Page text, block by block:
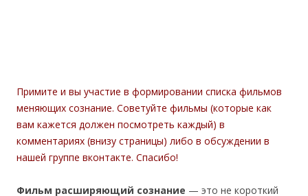
Примите и вы участие в формировании списка фильмов
меняющих сознание. Советуйте фильмы (которые как
вам кажется должен посмотреть каждый) в
комментариях (внизу страницы) либо в обсуждении в
нашей группе вконтакте. Спасибо!
Фильм расширяющий сознание — это не короткий